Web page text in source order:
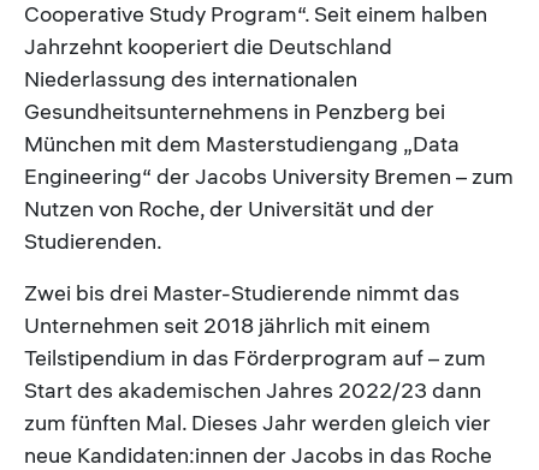
Cooperative Study Program“. Seit einem halben
Jahrzehnt kooperiert die Deutschland
Niederlassung des internationalen
Gesundheitsunternehmens in Penzberg bei
München mit dem Masterstudiengang „Data
Engineering“ der Jacobs University Bremen – zum
Nutzen von Roche, der Universität und der
Studierenden.
Zwei bis drei Master-Studierende nimmt das
Unternehmen seit 2018 jährlich mit einem
Teilstipendium in das Förderprogram auf – zum
Start des akademischen Jahres 2022/23 dann
zum fünften Mal. Dieses Jahr werden gleich vier
neue Kandidaten:innen der Jacobs in das Roche